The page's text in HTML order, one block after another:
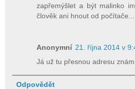
zapřemýšlet a být malinko
člověk ani hnout od počítače...
Anonymní 21. října 2014 v
Já už tu přesnou adresu znám.
Odpovědět